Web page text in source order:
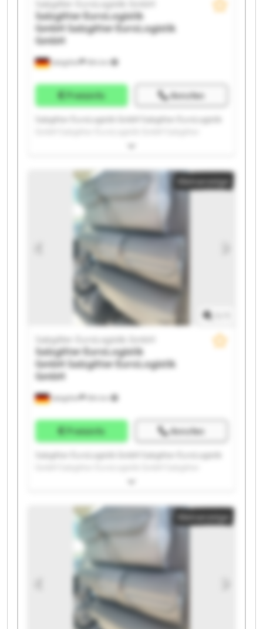
Salzgitter
Salzgitter EuroLogistik GmbH
Salzgitter EuroLogistik
GmbH Salzgitter EuroLogistik
GmbH
Preisinfo Anrufen
Salzgitter EuroLogistik GmbH Salzgitter EuroLogistik
EuroLogistik GmbH Salzgitter EuroLogistik GmbH
GmbH Salzgitter EuroLogistik GmbH Salzgitter
EuroLogistik GmbH Salzgitter EuroLogistik GmbH
Salzgitter EuroLogistik GmbH Salzgitter EuroLogistik
GmbH Salzgitter EuroLogistik GmbH Salzgitter
EuroLogistik GmbH Salzgitter EuroLogistik GmbH
Salzgitter EuroLogistik GmbH Salzgitter EuroLogistik
GmbH Salzgitter EuroLogistik GmbH Salzgitter
EuroLogistik GmbH Salzgitter EuroLogistik GmbH
Kleinanzeige
Salzgitter
Salzgitter EuroLogistik GmbH
Salzgitter EuroLogistik
GmbH Salzgitter EuroLogistik
GmbH
Preisinfo Anrufen
Salzgitter EuroLogistik GmbH Salzgitter EuroLogistik
EuroLogistik GmbH Salzgitter EuroLogistik GmbH
GmbH Salzgitter EuroLogistik GmbH Salzgitter
EuroLogistik GmbH Salzgitter EuroLogistik GmbH
Salzgitter EuroLogistik GmbH Salzgitter EuroLogistik
GmbH Salzgitter EuroLogistik GmbH Salzgitter
EuroLogistik GmbH Salzgitter EuroLogistik GmbH
Salzgitter EuroLogistik GmbH Salzgitter EuroLogistik
GmbH Salzgitter EuroLogistik GmbH Salzgitter
EuroLogistik GmbH Salzgitter EuroLogistik GmbH
Kleinanzeige